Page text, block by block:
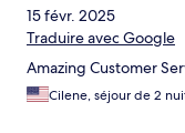
15 févr. 2025
Traduire avec Google
Amazing Customer
Cilene, séjour de 2